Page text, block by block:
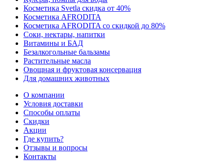
Косметика Svetla скидка от 40%
Косметика AFRODITA
Косметика AFRODITA со скидкой до 80%
Соки, нектары, напитки
Витамины и БАД
Безалкогольные бальзамы
Растительные масла
Овощная и фруктовая консервация
Для домашних животных
О компании
Условия доставки
Способы оплаты
Скидки
Акции
Где купить?
Отзывы и вопросы
Контакты